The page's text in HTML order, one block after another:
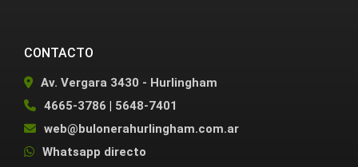
CONTACTO
Av. Vergara 3430 - Hurlingham
4665-3786
5648-7401
web@bulonerahurlingham.com.ar
Whatsapp directo